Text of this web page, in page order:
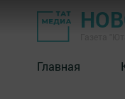
Главная